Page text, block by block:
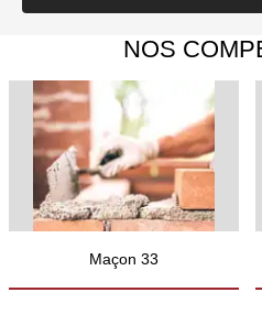
NOS
Maçon 33